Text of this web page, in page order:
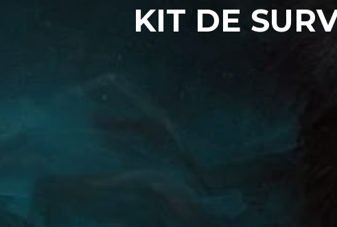
KIT DE